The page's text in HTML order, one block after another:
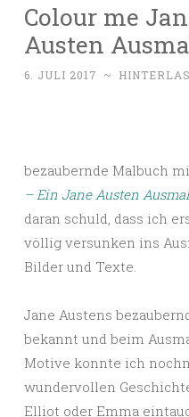
Colour me
Austen
6. JULI 2017 ~
bezaubernde Malbuch
– Ein Jane Austen
daran schuld, dass ich
völlig versunken ins
Bilder und Texte.
Jane Austens
bekannt und beim
Motive konnte ich
wundervollen
Elliot oder Emma